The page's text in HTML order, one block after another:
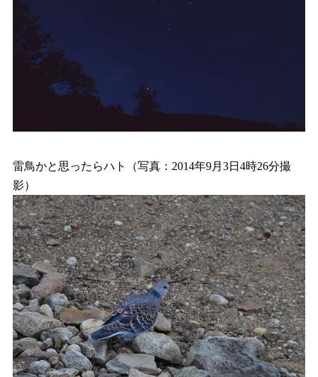
雷鳥かと思ったらハト（写真：2014年9月3日4時26分撮
影）